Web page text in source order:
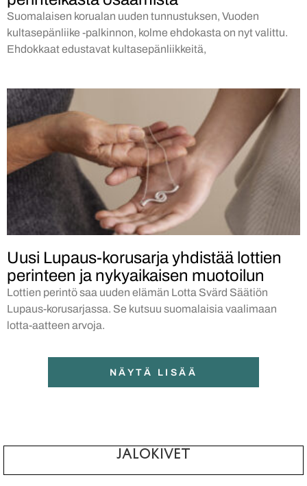
Suomalaisen korualan uuden tunnustuksen, Vuoden
kultasepänliike -palkinnon, kolme ehdokasta on nyt valittu.
Ehdokkaat edustavat kultasepänliikkeitä,
Uusi Lupaus-korusarja yhdistää lottien
perinteen ja nykyaikaisen muotoilun
Lottien perintö saa uuden elämän Lotta Svärd Säätiön
Lupaus-korusarjassa. Se kutsuu suomalaisia vaalimaan
lotta-aatteen arvoja.
NÄYTÄ LISÄÄ
JALOKIVET